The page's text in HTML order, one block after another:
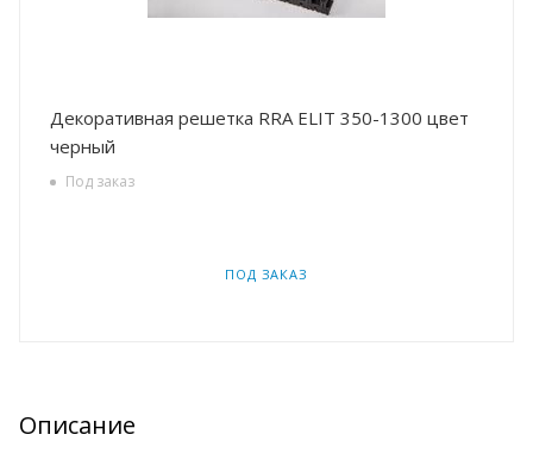
Декоративная решетка RRA ELIT 350-1300 цвет
черный
Под заказ
ПОД ЗАКАЗ
Описание